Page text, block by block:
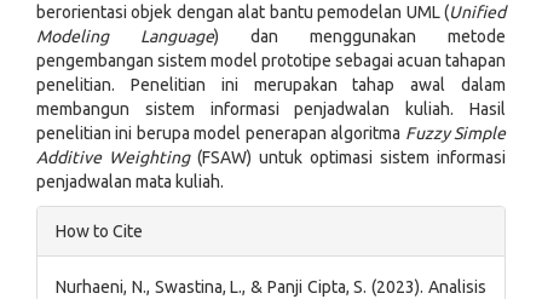
berorientasi objek dengan alat bantu pemodelan UML (Unified
Modeling Language) dan menggunakan metode
pengembangan sistem model prototipe sebagai acuan tahapan
penelitian. Penelitian ini merupakan tahap awal dalam
membangun sistem informasi penjadwalan kuliah. Hasil
penelitian ini berupa model penerapan algoritma Fuzzy Simple
Additive Weighting(FSAW) untuk optimasi sistem informasi
penjadwalan mata kuliah.
Article
Details
How to Cite
Nurhaeni, N., Swastina, L., & Panji Cipta, S. (2023). Analisis